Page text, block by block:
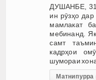
ДУШАНБЕ,
ин рӯзҳо
мамлакат
мебинанд.
самт
кадрҳои
шумораи
Матни пурра